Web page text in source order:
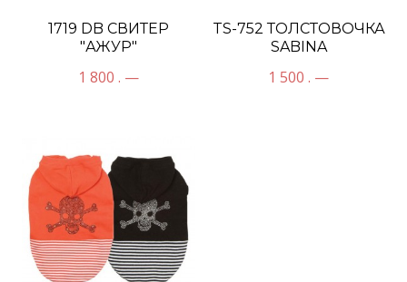
1719 DB СВИТЕР
"АЖУР"
1 800 . —
TS-752 ТОЛСТОВОЧКА
SABINA
1 500 . —